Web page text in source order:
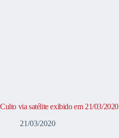
Culto via satélite exibido em 21/03/2020
21/03/2020